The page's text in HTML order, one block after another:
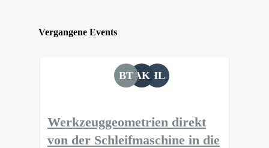
Vergangene Events
BT AK HL
Werkzeuggeometrien direkt
von der Schleifmaschine in die